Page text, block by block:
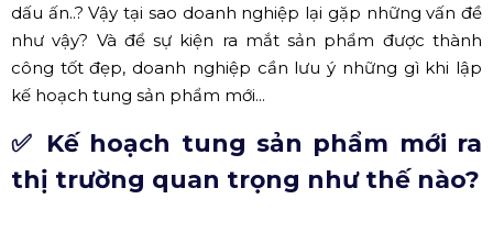
dấu ấn..? Vậy tại sao doanh nghiệp lại gặp những vấn đề
như vậy? Và để sự kiện ra mắt sản phẩm được thành
công tốt đẹp, doanh nghiệp cần lưu ý những gì khi lập
kế hoạch tung sản phẩm mới...
✅ Kế hoạch tung sản phẩm mới ra
thị trường quan trọng như thế nào?